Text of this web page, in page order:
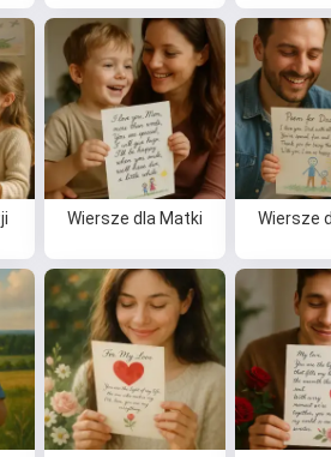
Wiersze dla Matki Wiersze